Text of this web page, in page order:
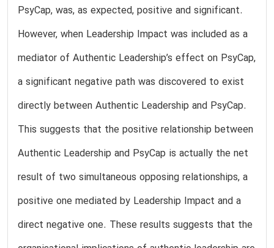
PsyCap, was, as expected, positive and significant.
However, when Leadership Impact was included as a
mediator of Authentic Leadership’s effect on PsyCap,
a significant negative path was discovered to exist
directly between Authentic Leadership and PsyCap.
This suggests that the positive relationship between
Authentic Leadership and PsyCap is actually the net
result of two simultaneous opposing relationships, a
positive one mediated by Leadership Impact and a
direct negative one. These results suggests that the